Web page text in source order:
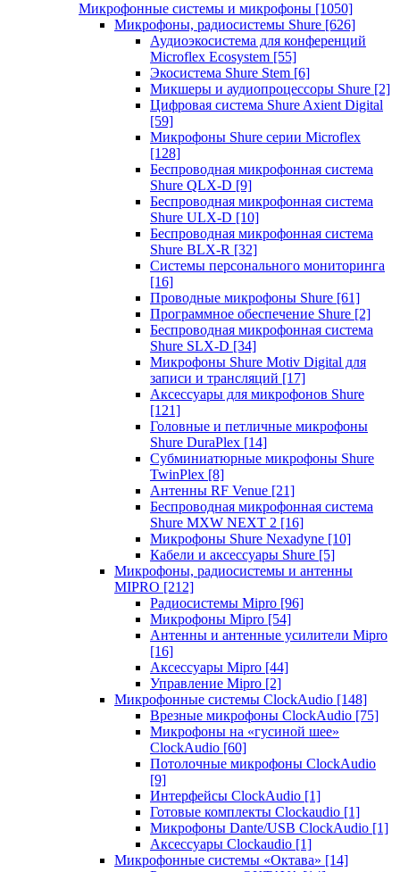
Микрофонные системы и микрофоны [1050]
Микрофоны, радиосистемы Shure [626]
Аудиоэкосистема для конференций
Microflex Ecosystem [55]
Экосистема Shure Stem [6]
Микшеры и аудиопроцессоры Shure [2]
Цифровая система Shure Axient Digital
[59]
Микрофоны Shure серии Microflex
[128]
Беспроводная микрофонная система
Shure QLX-D [9]
Беспроводная микрофонная система
Shure ULX-D [10]
Беспроводная микрофонная система
Shure BLX-R [32]
Системы персонального мониторинга
[16]
Проводные микрофоны Shure [61]
Программное обеспечение Shure [2]
Беспроводная микрофонная система
Shure SLX-D [34]
Микрофоны Shure Motiv Digital для
записи и трансляций [17]
Аксессуары для микрофонов Shure
[121]
Головные и петличные микрофоны
Shure DuraPlex [14]
Субминиатюрные микрофоны Shure
TwinPlex [8]
Антенны RF Venue [21]
Беспроводная микрофонная система
Shure MXW NEXT 2 [16]
Микрофоны Shure Nexadyne [10]
Кабели и аксессуары Shure [5]
Микрофоны, радиосистемы и антенны
MIPRO [212]
Радиосистемы Mipro [96]
Микрофоны Mipro [54]
Антенны и антенные усилители Mipro
[16]
Аксессуары Mipro [44]
Управление Mipro [2]
Микрофонные системы ClockAudio [148]
Врезные микрофоны ClockAudio [75]
Микрофоны на «гусиной шее»
ClockAudio [60]
Потолочные микрофоны ClockAudio
[9]
Интерфейсы ClockAudio [1]
Готовые комплекты Clockaudio [1]
Микрофоны Dante/USB ClockAudio [1]
Аксессуары Clockaudio [1]
Микрофонные системы «Октава» [14]